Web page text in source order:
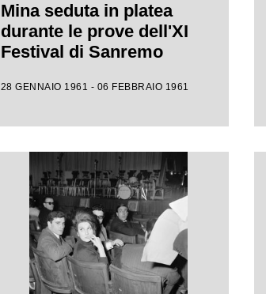
Mina seduta in platea
durante le prove dell'XI
Festival di Sanremo
28 GENNAIO 1961 - 06 FEBBRAIO 1961